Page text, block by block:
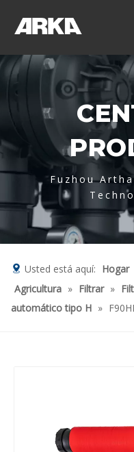
Fuzhou
Usted está aquí: Hogar
Agricultura » Filtrar »
automático tipo H »